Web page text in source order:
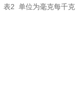
表2 单位为毫克每千克